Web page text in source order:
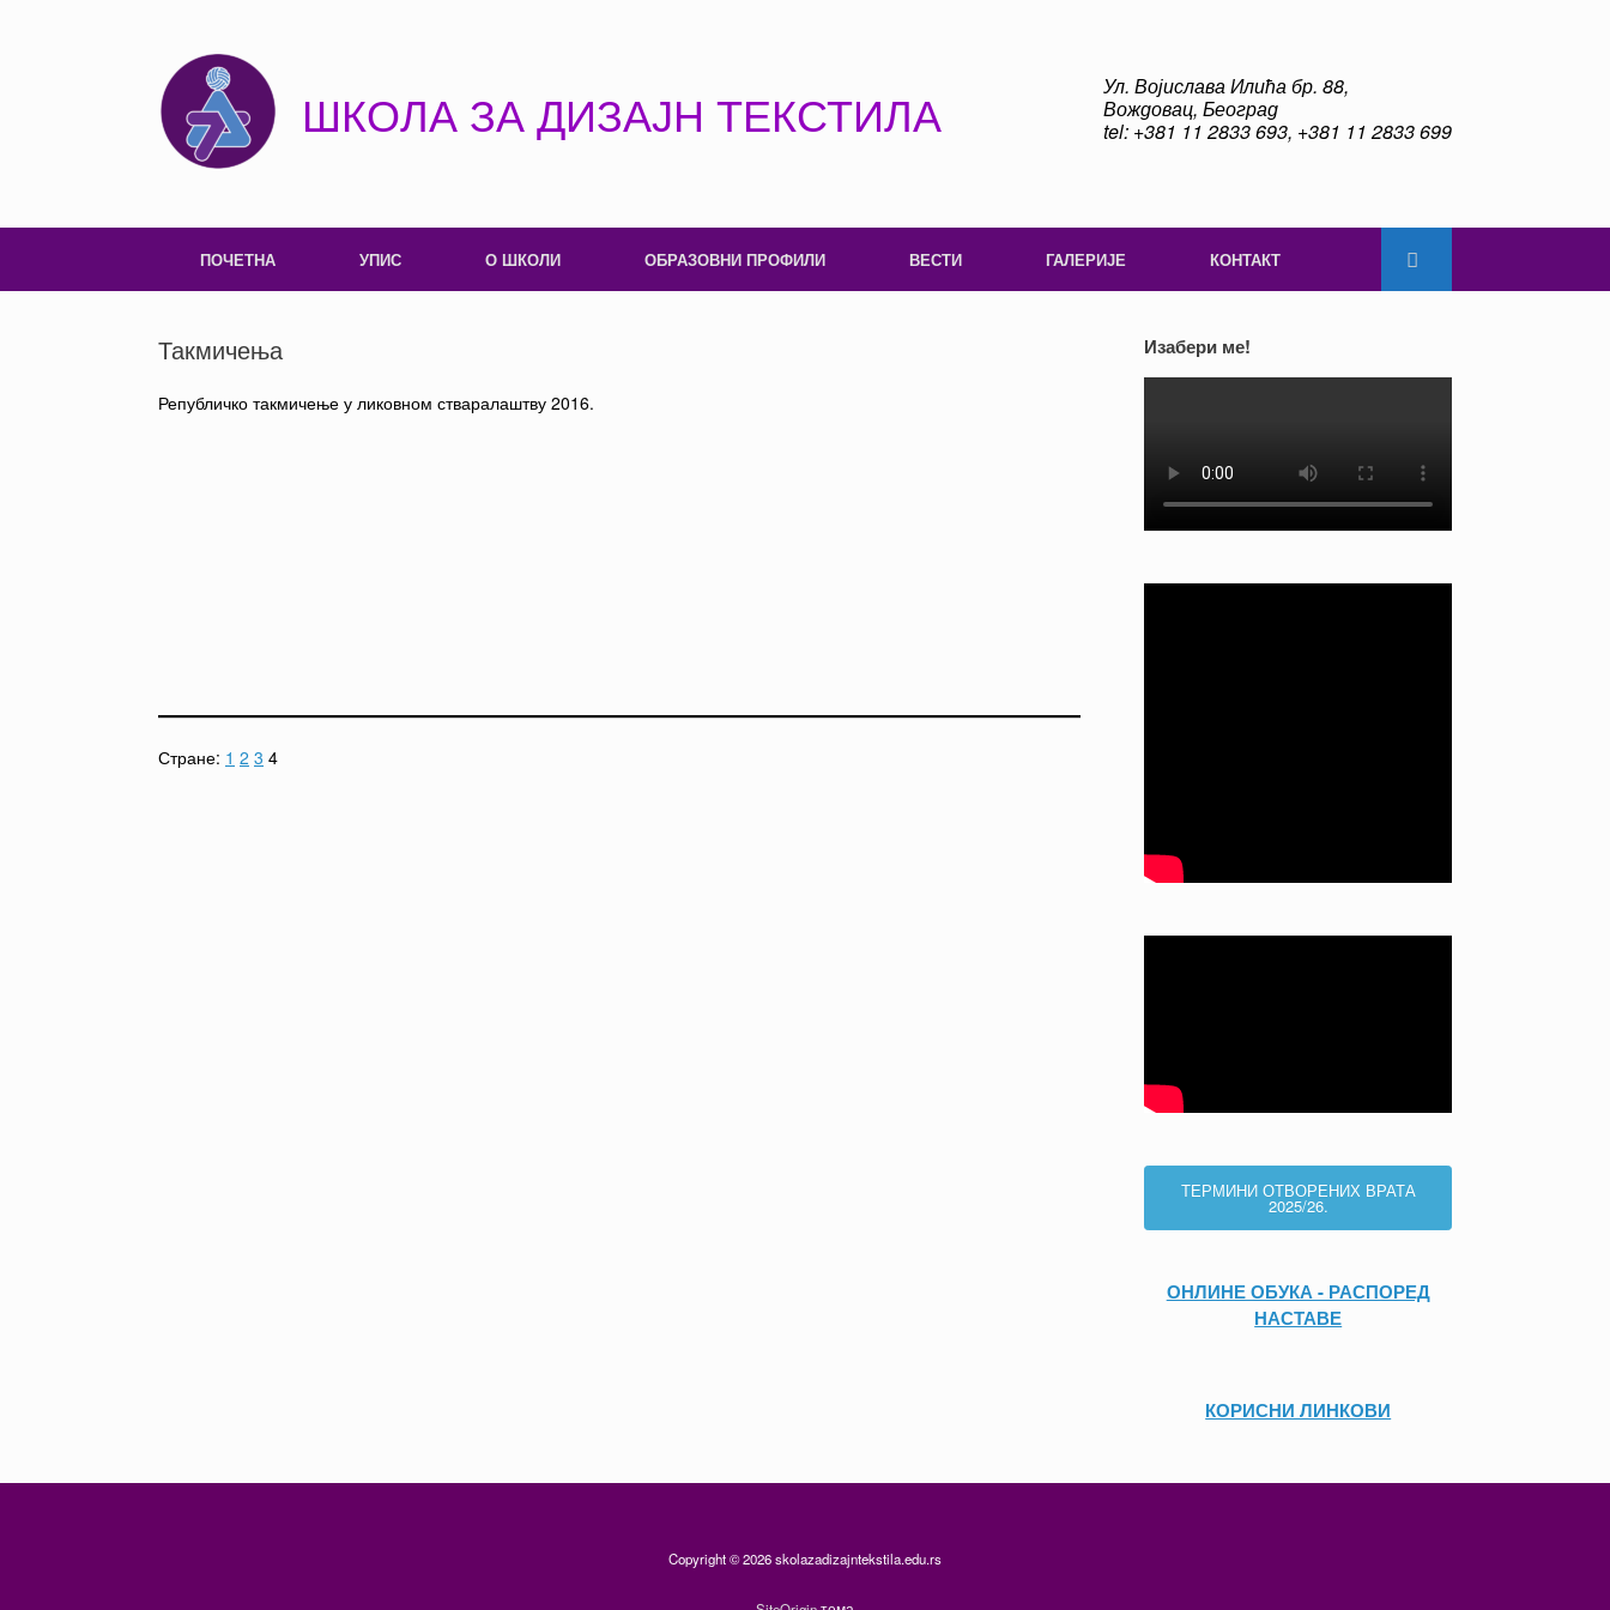
ШКОЛА ЗА ДИЗАЈН ТЕКСТИЛА
Ул. Војислава Илића бр. 88,
Вождовац, Београд
tel: +381 11 2833 693, +381 11 2833 699
ПОЧЕТНА УПИС О ШКОЛИ ОБРАЗОВНИ ПРОФИЛИ ВЕСТИ ГАЛЕРИЈЕ КОНТАКТ
Такмичења
Републичко такмичење у ликовном стваралаштву 2016.
Стране: 1 2 3 4
Изабери ме!
ТЕРМИНИ ОТВОРЕНИХ ВРАТА
2025/26.
ОНЛИНЕ ОБУКА - РАСПОРЕД
НАСТАВЕ
КОРИСНИ ЛИНКОВИ
Copyright © 2026 skolazadizajntekstila.edu.rs